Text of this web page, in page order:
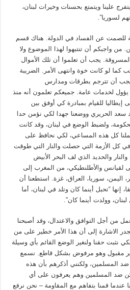
علينا ويتمتع بحسنات وخيرات لبنان،
لسوريا”.
للصمت عن الفساد في الدولة. هناك قسم
من واجبكم أن تنتبهوا لهذا الموضوع ولا
يجب أن تعلموا أن تلك الأموال
كما لو كانت خوة وانتهى الأمر. الضريبة
أن تترجم بطرقات ومدارس
لخدمات عامة. جميعكم تعلمون أنه منذ
للقيام بمبادرة كي أوفق بين
سعد الحريري ووضعنا جهدا لكي نؤمن حدا
ولضبط الوضع في لبنان، وقد كانت
كل هذه المساعي، لكي نحافظ على
في كل الأزمة التي حصلت والنار التي طوقت
والحديد الذي لف البحر الأبيض
لقيانس والأطلنطيكي، من المغرب إلى
اليمن، سوريا، العراق، غزة. استطعنا أن
إنها “تحبل أينما كان وتلد في لبنان، أما
وولدت أينما كان”.
من أجل التوافق والاعتدال، وقد أصبحنا
الاشارة إلى أن هذا الأمر خطير على من
نثبت حقنا ولنغير الوضع القائم بأي وسيلة
مقبول وهو مرفوض بشكل قاطع. نسمع
المسلمين، ولكنني أذكرهم بأن هذه
أكن ضد المسلمين وهم يعرفون على أي
عندما قمنا بتفاهم مع المقاومة – نحن نرفع